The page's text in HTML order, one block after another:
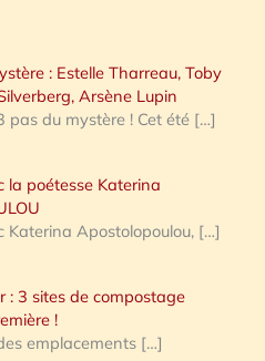
: Estelle Tharreau, Toby
Arsène Lupin
pas du mystère ! Cet été […]
la poétesse Katerina
Katerina Apostolopoulou, […]
: 3 sites de compostage
!
emplacements […]